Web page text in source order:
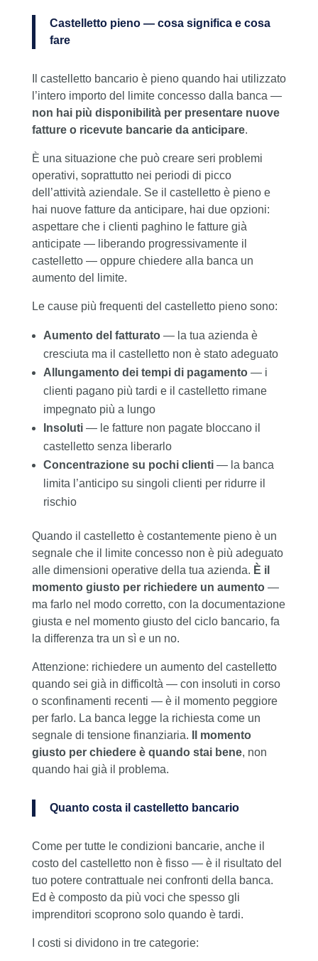
Castelletto pieno — cosa significa e cosa
fare
Il castelletto bancario è pieno quando hai utilizzato
l’intero importo del limite concesso dalla banca —
non hai più disponibilità per presentare nuove
fatture o ricevute bancarie da anticipare.
È una situazione che può creare seri problemi
operativi, soprattutto nei periodi di picco
dell’attività aziendale. Se il castelletto è pieno e
hai nuove fatture da anticipare, hai due opzioni:
aspettare che i clienti paghino le fatture già
anticipate — liberando progressivamente il
castelletto — oppure chiedere alla banca un
aumento del limite.
Le cause più frequenti del castelletto pieno sono:
Aumento del fatturato— la tua azienda è
cresciuta ma il castelletto non è stato adeguato
Allungamento dei tempi di pagamento— i
clienti pagano più tardi e il castelletto rimane
impegnato più a lungo
Insoluti— le fatture non pagate bloccano il
castelletto senza liberarlo
Concentrazione su pochi clienti— la banca
limita l’anticipo su singoli clienti per ridurre il
rischio
Quando il castelletto è costantemente pieno è un
segnale che il limite concesso non è più adeguato
alle dimensioni operative della tua azienda. È il
momento giusto per richiedere un aumento—
ma farlo nel modo corretto, con la documentazione
giusta e nel momento giusto del ciclo bancario, fa
la differenza tra un sì e un no.
Attenzione: richiedere un aumento del castelletto
quando sei già in difficoltà — con insoluti in corso
o sconfinamenti recenti — è il momento peggiore
per farlo. La banca legge la richiesta come un
segnale di tensione finanziaria.
Il momento
giusto per chiedere è quando stai bene, non
quando hai già il problema.
Quanto costa il castelletto bancario
Come per tutte le condizioni bancarie, anche il
costo del castelletto non è fisso — è il risultato del
tuo potere contrattuale nei confronti della banca.
Ed è composto da più voci che spesso gli
imprenditori scoprono solo quando è tardi.
I costi si dividono in tre categorie: